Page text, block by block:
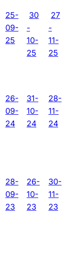
25-
09-
25
30
-
10-
25
27
-
11-
25
26-
09-
24
31-
10-
24
28-
11-
24
28-
09-
23
26-
10-
23
30-
11-
23